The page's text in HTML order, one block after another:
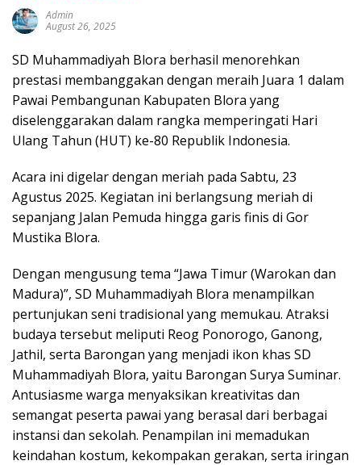
Admin
August 26, 2025
SD Muhammadiyah Blora berhasil menorehkan
prestasi membanggakan dengan meraih Juara 1 dalam
Pawai Pembangunan Kabupaten Blora yang
diselenggarakan dalam rangka memperingati Hari
Ulang Tahun (HUT) ke-80 Republik Indonesia.
Acara ini digelar dengan meriah pada Sabtu, 23
Agustus 2025. Kegiatan ini berlangsung meriah di
sepanjang Jalan Pemuda hingga garis finis di Gor
Mustika Blora.
Dengan mengusung tema “Jawa Timur (Warokan dan
Madura)”, SD Muhammadiyah Blora menampilkan
pertunjukan seni tradisional yang memukau. Atraksi
budaya tersebut meliputi Reog Ponorogo, Ganong,
Jathil, serta Barongan yang menjadi ikon khas SD
Muhammadiyah Blora, yaitu Barongan Surya Suminar.
Antusiasme warga menyaksikan kreativitas dan
semangat peserta pawai yang berasal dari berbagai
instansi dan sekolah. Penampilan ini memadukan
keindahan kostum, kekompakan gerakan, serta iringan